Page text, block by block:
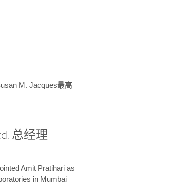
M. Jacques最高
总经理
Amit Pratihari as
in Mumbai